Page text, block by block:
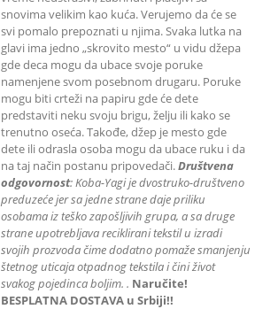
snovima velikim kao kuća. Verujemo da će se
svi pomalo prepoznati u njima. Svaka lutka na
glavi ima jedno „skrovito mesto“ u vidu džepa
gde deca mogu da ubace svoje poruke
namenjene svom posebnom drugaru. Poruke
mogu biti crteži na papiru gde će dete
predstaviti neku svoju brigu, želju ili kako se
trenutno oseća. Takođe, džep je mesto gde
dete ili odrasla osoba mogu da ubace ruku i da
na taj način postanu pripovedači.Društvena
odgovornost: Koba-Yagi je dvostruko-društveno
preduzeće jer sa jedne strane daje priliku
osobama iz teško zapošljivih grupa, a sa druge
strane upotrebljava reciklirani tekstil u izradi
svojih prozvoda čime dodatno pomaže smanjenju
štetnog uticaja otpadnog tekstila i čini život
svakog pojedinca boljim. . Naručite!
BESPLATNA DOSTAVA u Srbiji!!